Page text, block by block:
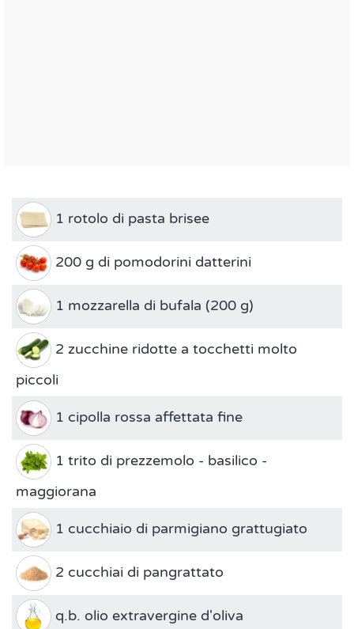
1 rotolo di pasta brisee
200 g di pomodorini datterini
1 mozzarella di bufala (200 g)
2 zucchine ridotte a tocchetti molto
piccoli
1 cipolla rossa affettata fine
1 trito di prezzemolo - basilico -
maggiorana
1 cucchiaio di parmigiano grattugiato
2 cucchiai di pangrattato
q.b. olio extravergine d'oliva